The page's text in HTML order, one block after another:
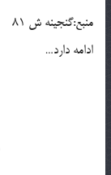
منبع:گنجينه ش 81
ادامه دارد…